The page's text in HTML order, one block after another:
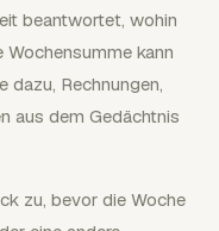
beantwortet, wohin
kann
dazu, Rechnungen,
aus dem Gedächtnis
zu, bevor die Woche